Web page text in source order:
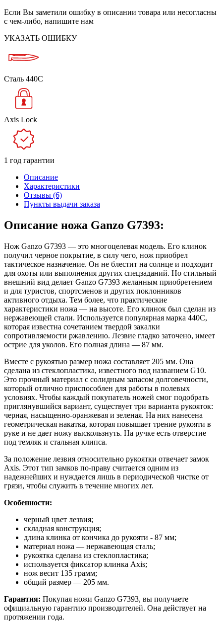
Если Вы заметили ошибку в описании товара или несогласны
с чем-либо, напишите нам
УКАЗАТЬ ОШИБКУ
Сталь 440C
Axis Lock
1 год гарантии
Описание
Характеристики
Отзывы (6)
Пункты выдачи заказа
Описание ножа Ganzo G7393:
Нож Ganzo G7393 — это многоцелевая модель. Его клинок
получил черное покрытие, в силу чего, нож приобрел
тактическое назначение. Он не блестит на солнце и подходит
для охоты или выполнения других спецзаданий. Но стильный
внешний вид делает Ganzo G7393 желанным приобретением
и для туристов, спортсменов и других поклонников
активного отдыха. Тем более, что практические
характеристики ножа — на высоте. Его клинок был сделан из
нержавеющей стали. Используется популярная марка 440С,
которая известна сочетанием твердой закалки
сопротивляемости ржавлению. Лезвие гладко заточено, имеет
острие для уколов. Его полная длина — 87 мм.
Вместе с рукоятью размер ножа составляет 205 мм. Она
сделана из стеклопластика, известного под названием G10.
Это прочный материал с солидным запасом долговечности,
который отлично приспособлен для работы в полевых
условиях. Чтобы каждый покупатель ножей смог подобрать
приглянувшийся вариант, существует три варианта рукояток:
черная, насыщенно-оранжевая и зеленая. На них нанесена
геометрическая накатка, которая повышает трение рукояти в
руке и не дает ножу выскользнуть. На ручке есть отверстие
под темляк и стальная клипса.
За положение лезвия относительно рукоятки отвечает замок
Axis. Этот тип замков по-праву считается одним из
надежнейших и нуждается лишь в периодической чистке от
грязи, чтобы служить в течение многих лет.
Особенности:
черный цвет лезвия;
складная конструкция;
длина клинка от кончика до рукояти - 87 мм;
материал ножа — нержавеющая сталь;
рукоятка сделана из стеклопластика;
используется фиксатор клинка Axis;
нож весит 135 грамм;
общий размер — 205 мм.
Гарантия: Покупая ножи Ganzo G7393, вы получаете
официальную гарантию производителей. Она действует на
протяжении года.